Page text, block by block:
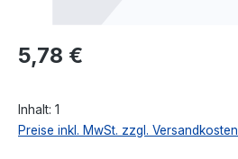
Regulärer Preis:
5,78 €
Inhalt: 1
Preise inkl. MwSt. zzgl. Versandkosten